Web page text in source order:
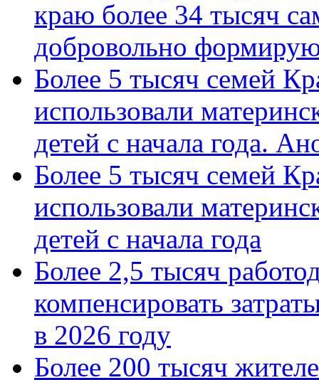
краю более 34 тысяч
добровольно
Более 5 тысяч семей
использовали
детей с начала года.
Более 5 тысяч семей
использовали
детей с начала года
Более 2,5 тысяч
компенсировать
в 2026 году
Более 200 тысяч